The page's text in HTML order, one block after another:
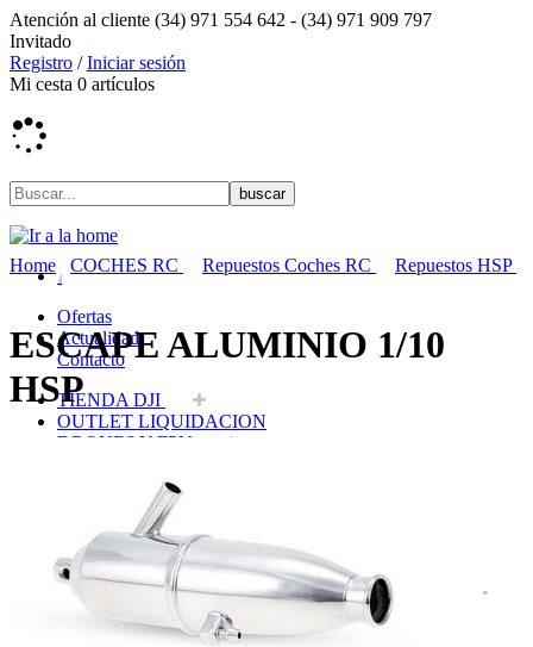
Atención al cliente (34) 971 554 642 - (34) 971 909 797
Invitado
Registro /Iniciar sesión
Mi cesta 0 artículos
Ofertas
Actualidad
Contacto
TIENDA DJI
OUTLET LIQUIDACION
DRONES Y FPV
COCHES RC
BARCOS RC
HELICOPTEROS RC
EQUIPOS RC
BATERIAS Y CARGADORES
JUEGOS MESA, CONSTRUCCION, PUZZLES
FILAMENTO IMPRESORA 3D
MOTORES Y ACCESORIOS
Home COCHES RC Repuestos Coches RC Repuestos HSP
ESCAPE ALUMINIO 1/10
HSP